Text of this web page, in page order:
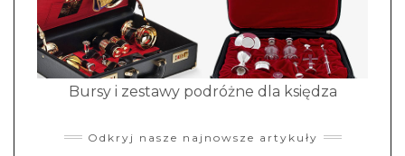
Bursy i zestawy podróżne dla księdza
Odkryj nasze najnowsze artykuły